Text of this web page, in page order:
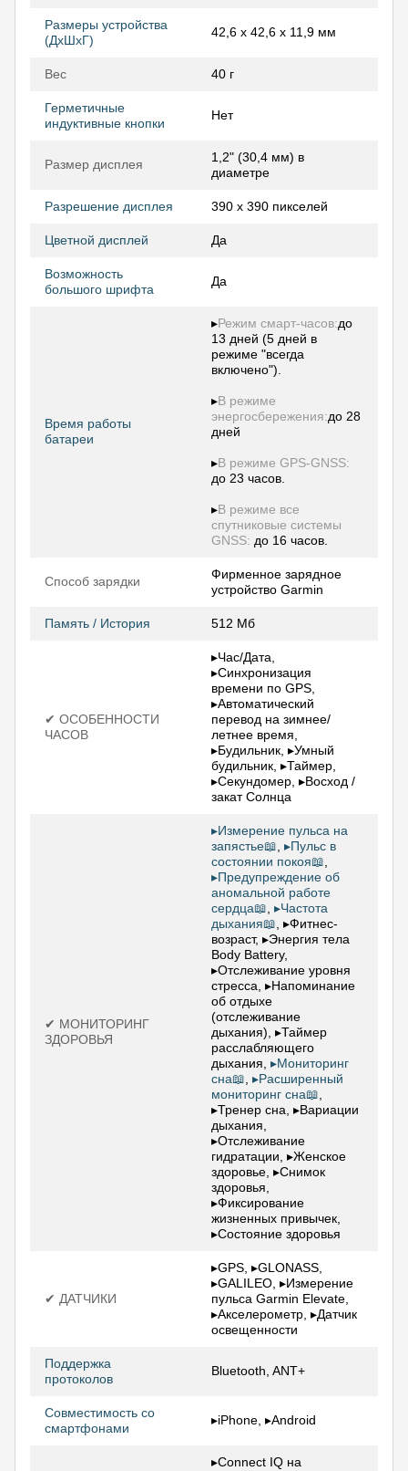
Размеры устройства
(ДхШхГ)
42,6 x 42,6 x 11,9 мм
Вес 40 г
Герметичные
индуктивные кнопки
Нет
Размер дисплея
1,2" (30,4 мм) в
диаметре
Разрешение дисплея 390 х 390 пикселей
Цветной дисплей Да
Возможность
большого шрифта
Да
Время работы
батареи
▸Режим смарт-часов:до
13 дней (5 дней в
режиме "всегда
включено").
▸В режиме
энергосбережения:до 28
дней
▸В режиме GPS-GNSS:
до 23 часов.
▸В режиме все
спутниковые системы
GNSS: до 16 часов.
Способ зарядки
Фирменное зарядное
устройство Garmin
Память / История 512 Мб
✔ ОСОБЕННОСТИ
ЧАСОВ
▸Час/Дата,
▸Синхронизация
времени по GPS,
▸Автоматический
перевод на зимнее/
летнее время,
▸Будильник, ▸Умный
будильник, ▸Таймер,
▸Секундомер, ▸Восход /
закат Солнца
✔ МОНИТОРИНГ
ЗДОРОВЬЯ
▸Измерение пульса на
запястье📖 ▸Пульс в
состоянии покоя📖
▸Предупреждение об
аномальной работе
сердца📖 ▸Частота
дыхания📖 , ▸Фитнес-
возраст, ▸Энергия тела
Body Battery,
▸Отслеживание уровня
стресса, ▸Напоминание
об отдыхе
(отслеживание
дыхания), ▸Таймер
расслабляющего
дыхания, ▸Мониторинг
сна📖 ▸Расширенный
мониторинг сна📖
▸Тренер сна, ▸Вариации
дыхания,
▸Отслеживание
гидратации, ▸Женское
здоровье, ▸Снимок
здоровья,
▸Фиксирование
жизненных привычек,
▸Состояние здоровья
✔ ДАТЧИКИ
▸GPS, ▸GLONASS,
▸GALILEO, ▸Измерение
пульса Garmin Elevate,
▸Акселерометр, ▸Датчик
освещенности
Поддержка
протоколов
Bluetooth, ANT+
Совместимость со
смартфонами
▸iPhone, ▸Android
▸Connect IQ на